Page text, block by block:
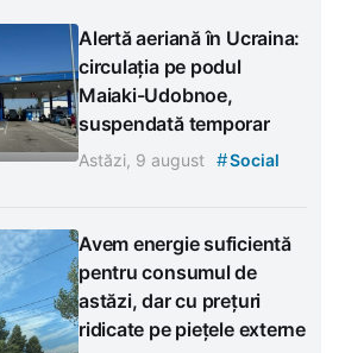
Alertă aeriană în Ucraina:
circulația pe podul
Maiaki-Udobnoe,
suspendată temporar
Astăzi, 9 august #Social
Avem energie suficientă
pentru consumul de
astăzi, dar cu prețuri
ridicate pe piețele externe